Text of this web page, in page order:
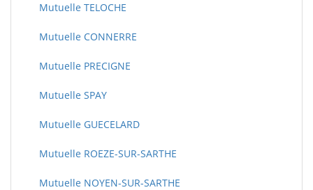
Mutuelle TELOCHE
Mutuelle CONNERRE
Mutuelle PRECIGNE
Mutuelle SPAY
Mutuelle GUECELARD
Mutuelle ROEZE-SUR-SARTHE
Mutuelle NOYEN-SUR-SARTHE